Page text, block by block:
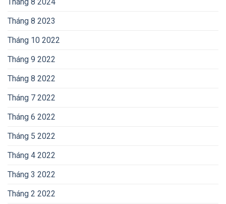
Tháng 8 2023
Tháng 10 2022
Tháng 9 2022
Tháng 8 2022
Tháng 7 2022
Tháng 6 2022
Tháng 5 2022
Tháng 4 2022
Tháng 3 2022
Tháng 2 2022